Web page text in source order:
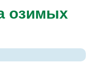
озимых